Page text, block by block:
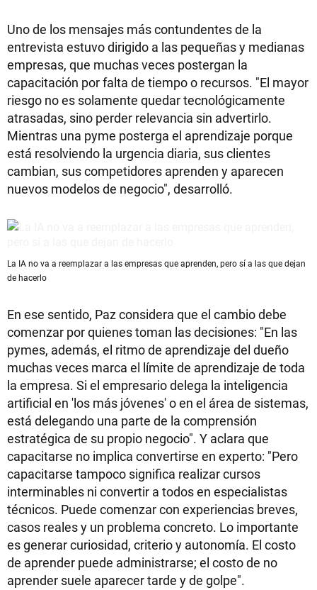
Uno de los mensajes más contundentes de la
entrevista estuvo dirigido a las pequeñas y medianas
empresas, que muchas veces postergan la
capacitación por falta de tiempo o recursos. "El mayor
riesgo no es solamente quedar tecnológicamente
atrasadas, sino perder relevancia sin advertirlo.
Mientras una pyme posterga el aprendizaje porque
está resolviendo la urgencia diaria, sus clientes
cambian, sus competidores aprenden y aparecen
nuevos modelos de negocio", desarrolló.
La IA no va a reemplazar a las empresas que aprenden, pero sí a las que dejan
de hacerlo
En ese sentido, Paz considera que el cambio debe
comenzar por quienes toman las decisiones: "En las
pymes, además, el ritmo de aprendizaje del dueño
muchas veces marca el límite de aprendizaje de toda
la empresa. Si el empresario delega la inteligencia
artificial en 'los más jóvenes' o en el área de sistemas,
está delegando una parte de la comprensión
estratégica de su propio negocio". Y aclara que
capacitarse no implica convertirse en experto: "Pero
capacitarse tampoco significa realizar cursos
interminables ni convertir a todos en especialistas
técnicos. Puede comenzar con experiencias breves,
casos reales y un problema concreto. Lo importante
es generar curiosidad, criterio y autonomía. El costo
de aprender puede administrarse; el costo de no
aprender suele aparecer tarde y de golpe".